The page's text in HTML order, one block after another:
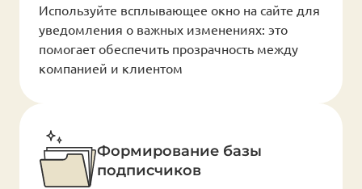
Используйте всплывающее окно на сайте для
уведомления о важных изменениях: это
помогает обеспечить прозрачность между
компанией и клиентом
Формирование базы
подписчиков